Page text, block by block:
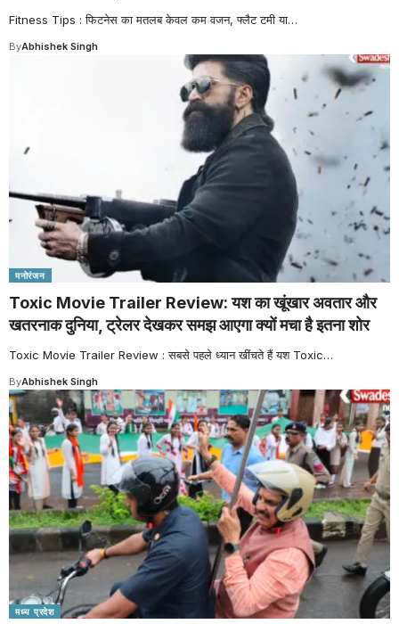
Fitness Tips : फिटनेस का मतलब केवल कम वजन, फ्लैट टमी या…
ByAbhishek Singh
मनोरंजन
Toxic Movie Trailer Review: यश का खूंखार अवतार और
खतरनाक दुनिया, ट्रेलर देखकर समझ आएगा क्यों मचा है इतना शोर
Toxic Movie Trailer Review : सबसे पहले ध्यान खींचते हैं यश Toxic…
ByAbhishek Singh
मध्य प्रदेश